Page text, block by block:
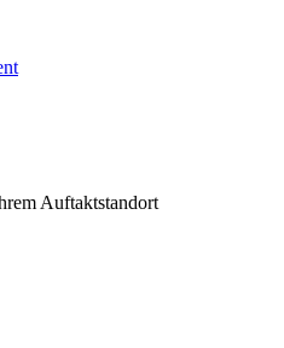
Auftaktstandort